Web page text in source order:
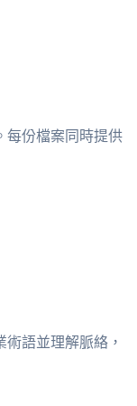
每份檔案同時提供
語並理解脈絡，